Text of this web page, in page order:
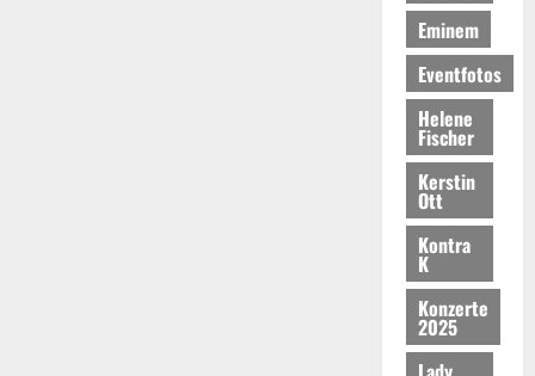
Eminem
Eventfotos
Helene
Fischer
Kerstin
Ott
Kontra
K
Konzerte
2025